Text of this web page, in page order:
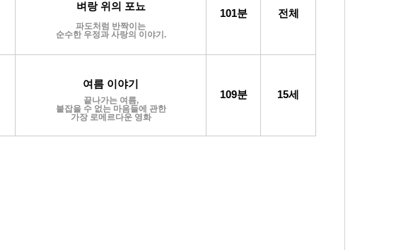
벼랑 위의 포뇨
파도처럼 반짝이는
순수한 우정과 사랑의 이야기.
101분 전체
여름 이야기
끝나가는 여름,
붙잡을 수 없는 마음들에 관한
가장 로메르다운 영화
109분 15세